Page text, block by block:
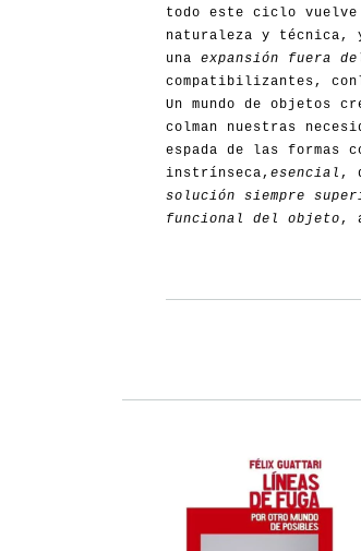
todo este ciclo vuelve
naturaleza y técnica,
una expansión fuera
compatibilizantes,
Un mundo de objetos
colman nuestras
espada de las formas
instrínseca, esencial ,
solución siempre
funcional del objeto,